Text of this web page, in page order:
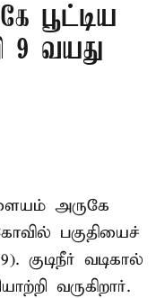
பூட்டிய
9 வயது
அருகே
பகுதியைச்
குடிநீர் வடிகால்
வருகிறார்.